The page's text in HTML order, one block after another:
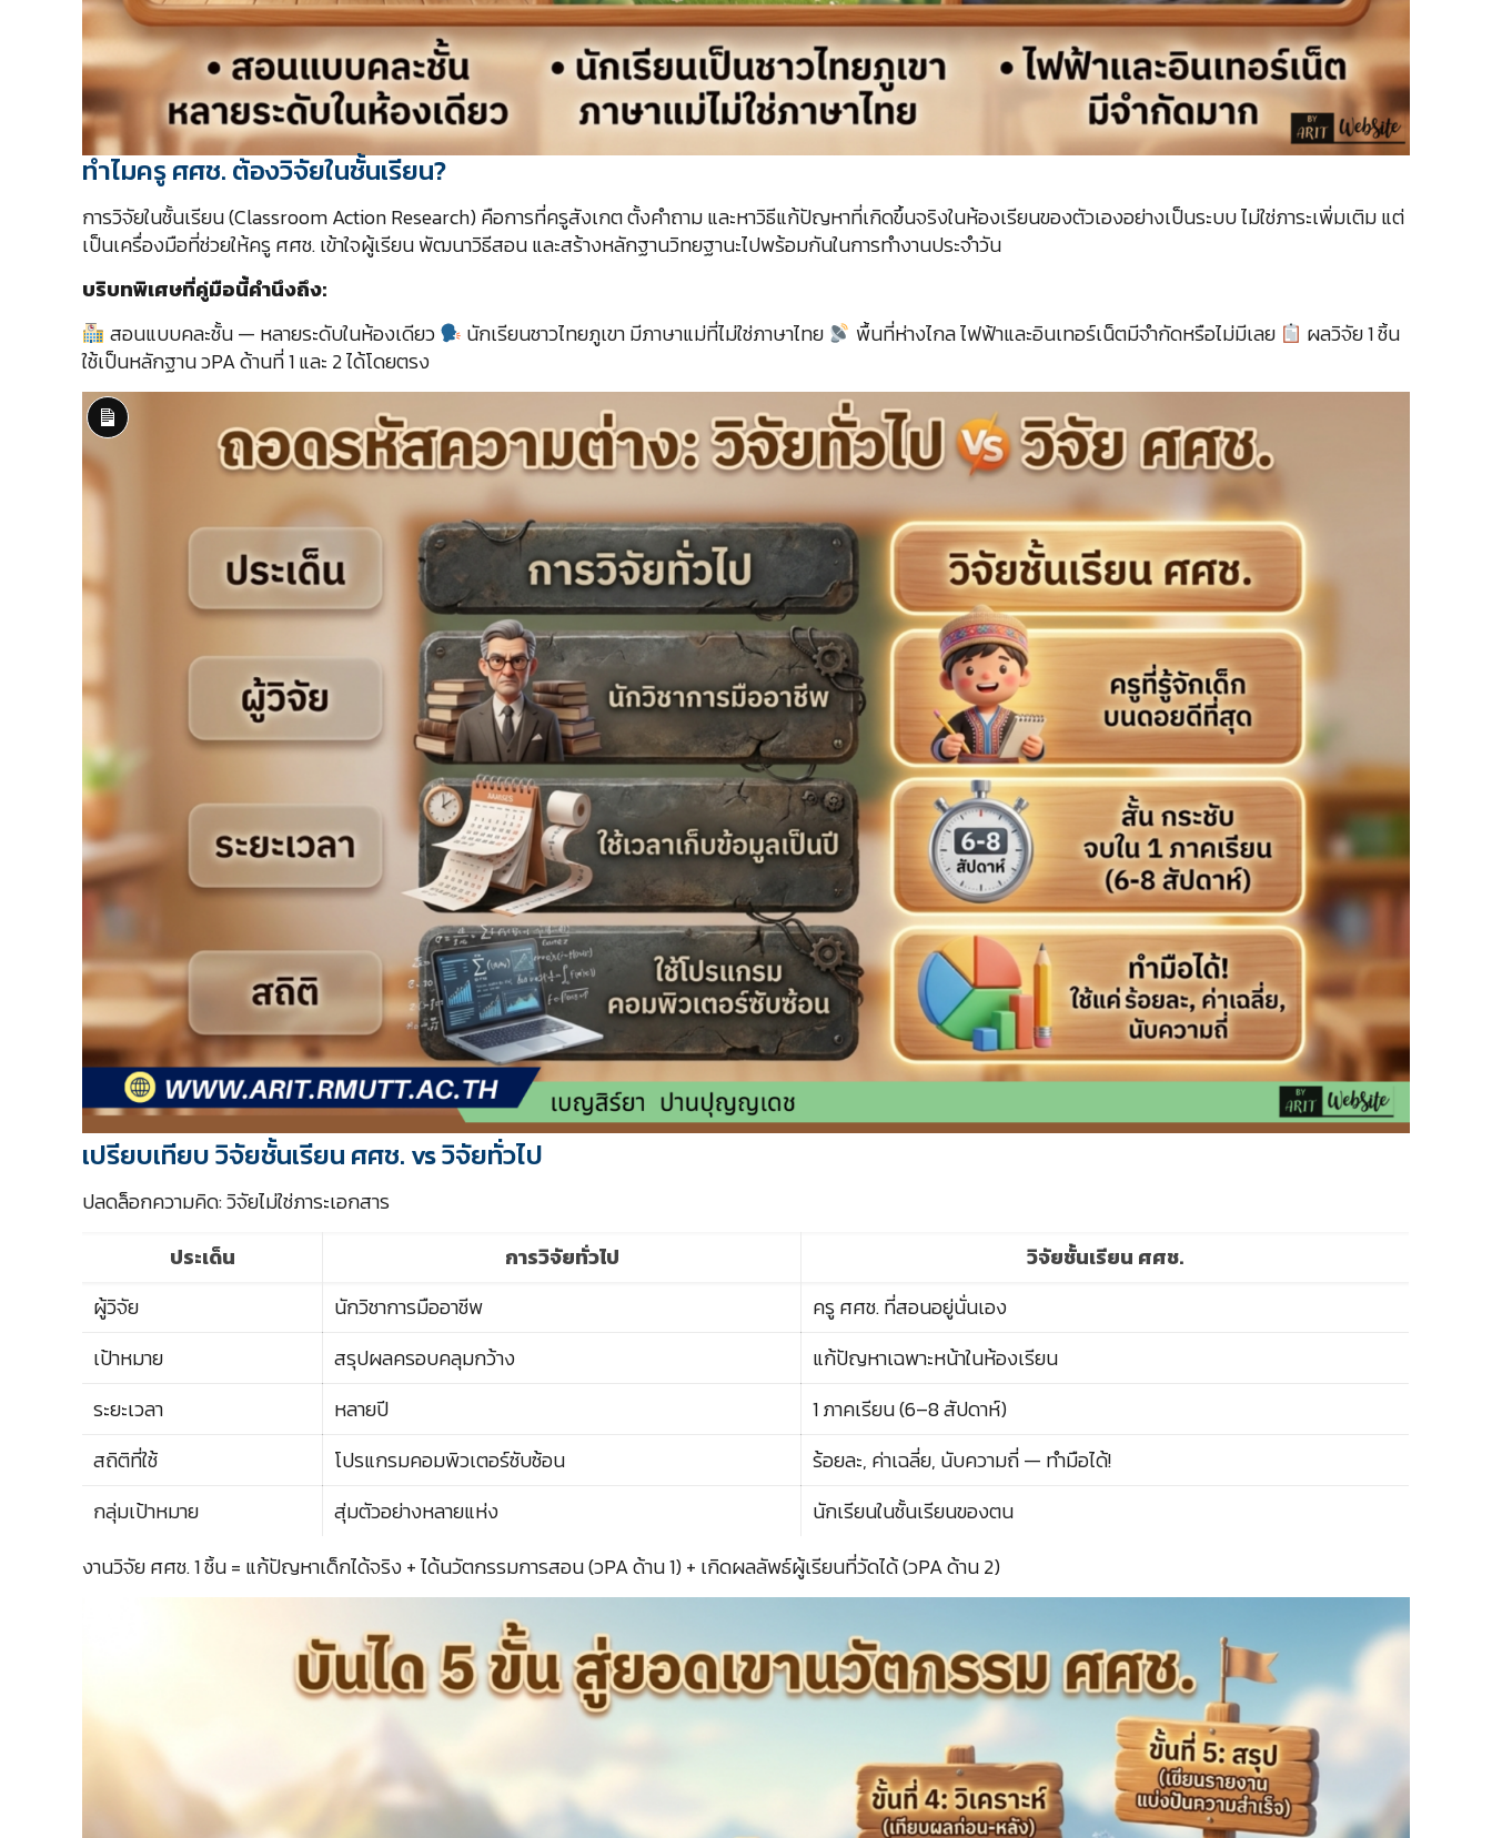
ทำไมครู ศศช. ต้องวิจัยในชั้นเรียน?
การวิจัยในชั้นเรียน (Classroom Action Research) คือการที่ครูสังเกต ตั้งคำถาม และหาวิธีแก้ปัญหาที่เกิดขึ้นจริงในห้องเรียนของตัวเองอย่างเป็นระบบ ไม่ใช่ภาระเพิ่มเติม แต่
เป็นเครื่องมือที่ช่วยให้ครู ศศช. เข้าใจผู้เรียน พัฒนาวิธีสอน และสร้างหลักฐานวิทยฐานะไปพร้อมกันในการทำงานประจำวัน
บริบทพิเศษที่คู่มือนี้คำนึงถึง:
สอนแบบคละชั้น — หลายระดับในห้องเดียว
นักเรียนชาวไทยภูเขา มีภาษาแม่ที่ไม่ใช่ภาษาไทย พื้นที่ห่างไกล ไฟฟ้าและอินเทอร์เน็ตมีจำกัดหรือไม่มีเลย
ผลวิจัย 1 ชิ้น
ใช้เป็นหลักฐาน วPA ด้านที่ 1 และ 2 ได้โดยตรง
Long
Description
เปรียบเทียบ วิจัยชั้นเรียน ศศช. vs วิจัยทั่วไป
ปลดล็อกความคิด: วิจัยไม่ใช่ภาระเอกสาร
ประเด็น
การวิจัยทั่วไป
วิจัยชั้นเรียน ศศช.
ผู้วิจัย
นักวิชาการมืออาชีพ
ครู ศศช. ที่สอนอยู่นั่นเอง
เป้าหมาย
สรุปผลครอบคลุมกว้าง
แก้ปัญหาเฉพาะหน้าในห้องเรียน
ระยะเวลา
หลายปี
1 ภาคเรียน (6–8 สัปดาห์)
สถิติที่ใช้
โปรแกรมคอมพิวเตอร์ซับซ้อน
ร้อยละ, ค่าเฉลี่ย, นับความถี่ — ทำมือได้!
กลุ่มเป้าหมาย
สุ่มตัวอย่างหลายแห่ง
นักเรียนในชั้นเรียนของตน
งานวิจัย ศศช. 1 ชิ้น = แก้ปัญหาเด็กได้จริง + ได้นวัตกรรมการสอน (วPA ด้าน 1) + เกิดผลลัพธ์ผู้เรียนที่วัดได้ (วPA ด้าน 2)